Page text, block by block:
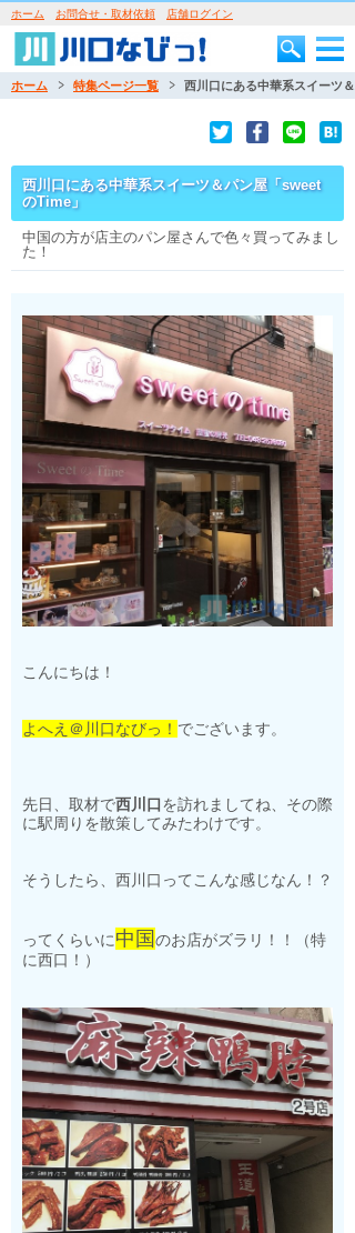
ホーム お問合せ・取材依頼 店舗ログイン
ホーム 特集ページ一覧 西川口にある中華系スイーツ
西川口にある中華系スイーツ＆パン屋「sweet
のTime」
中国の方が店主のパン屋さんで色々買ってみまし
た！
こんにちは！
よへえ＠川口なびっ！ でございます。
先日、取材で西川口を訪れましてね、その際
に駅周りを散策してみたわけです。
そうしたら、西川口ってこんな感じなん！？
ってくらいに中国のお店がズラリ！！（特
に西口！）